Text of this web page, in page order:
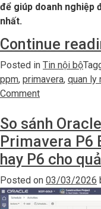
để giúp doanh nghiệp
nhất.
Continue
Posted in Tin nội bộ
ppm, primavera, quan ly
Commenton
sánh
Primavera
P6
PPM
và
EPPM:
Đâu
So sánh
Primavera P6
hay P6 cho
Posted on 03/03/2026